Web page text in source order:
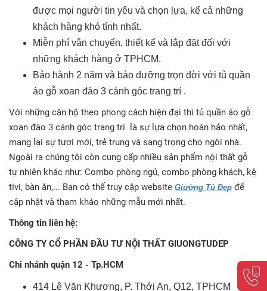
được mọi người tin yêu và chọn lựa, kể cả những
khách hàng khó tính nhất.
Miễn phí vận chuyển, thiết kế và lắp đặt đối với
những khách hàng ở TPHCM.
Bảo hành 2 năm và bảo dưỡng trọn đời với tủ quần
áo gỗ xoan đào 3 cánh góc trang trí .
Với những căn hộ theo phong cách hiện đại thì tủ quần áo gỗ
xoan đào 3 cánh góc trang trí là sự lựa chọn hoàn hảo nhất,
mang lại sự tươi mới, trẻ trung và sang trọng cho ngôi nhà.
Ngoài ra chúng tôi còn cung cấp nhiều sản phẩm nội thất gỗ
tự nhiên khác như: Combo phòng ngủ, combo phòng khách, kệ
tivi, bàn ăn,... Bạn có thể truy cập website Giường Tủ Đẹp để
cập nhật và tham khảo những mẫu mới nhất.
Thông tin liên hệ:
CÔNG TY CỔ PHẦN ĐẦU TƯ NỘI THẤT GIUONGTUDEP
Chi nhánh quận 12 - Tp.HCM
414 Lê Văn Khương, P. Thới An, Q12, TPHCM